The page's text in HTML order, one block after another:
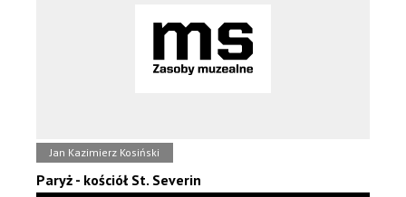
Jan Kazimierz Kosiński
Paryż - kościół St. Severin